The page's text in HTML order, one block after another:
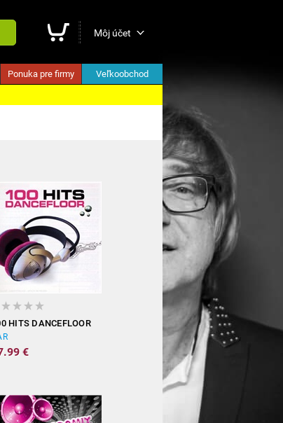
Môj účet
Ponuka pre firmy Veľkoobchod
HITS DANCEFLOOR
€